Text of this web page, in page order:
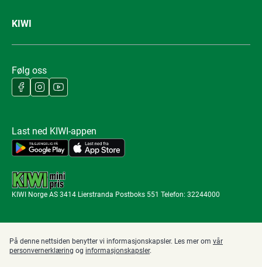
KIWI
Følg oss
Last ned KIWI-appen
KIWI Norge AS 3414 Lierstranda Postboks 551 Telefon: 32244000
På denne nettsiden benytter vi informasjonskapsler. Les mer om vår
personvernerklæring og informasjonskapsler.